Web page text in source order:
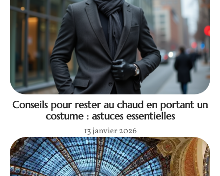
Conseils pour rester au chaud en portant un
costume : astuces essentielles
13 janvier 2026